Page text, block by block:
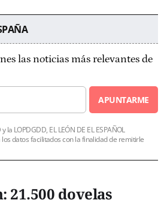
las noticias más relevantes de
APUNTARME
la LOPDGDD, EL LEÓN DE EL ESPAÑOL
los datos facilitados con la finalidad de remitirle
21.500 dovelas